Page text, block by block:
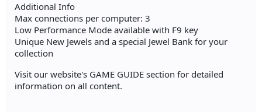
Additional Info
Max connections per computer: 3
Low Performance Mode available with F9 key
Unique New Jewels and a special Jewel Bank for your
collection
Visit our website's GAME GUIDE section for detailed
information on all content.